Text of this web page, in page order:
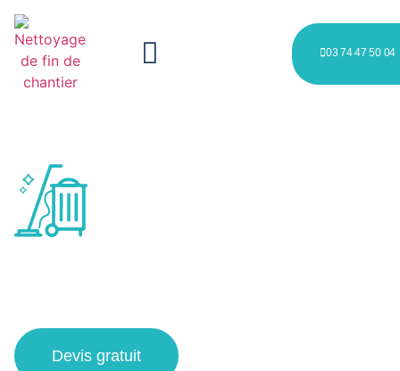
03 74 47 50 04
Devis gratuit